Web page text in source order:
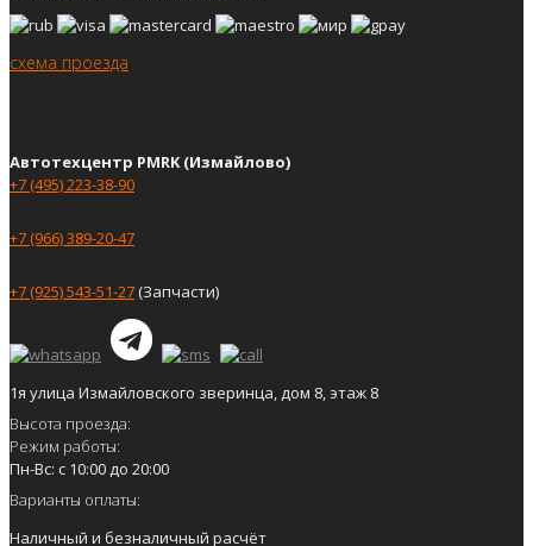
схема проезда
Автотехцентр PMRK (Измайлово)
+7 (495) 223-38-90
+7 (966) 389-20-47
+7 (925) 543-51-27(Запчасти)
1я улица Измайловского зверинца, дом 8, этаж 8
Высота проезда:
Режим работы:
Пн-Вс: с 10:00 до 20:00
Варианты оплаты:
Наличный и безналичный расчёт